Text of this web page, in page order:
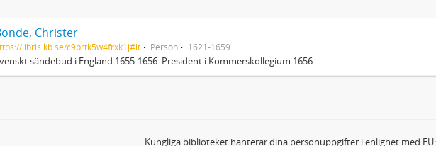
Christer
libris.kb.se/c9prtk5w4frxk1j#it Person 1621-1659
sändebud i England 1655-1656. President i Kommerskollegium 1656
Kungliga biblioteket hanterar dina personuppgifter i enlighet med